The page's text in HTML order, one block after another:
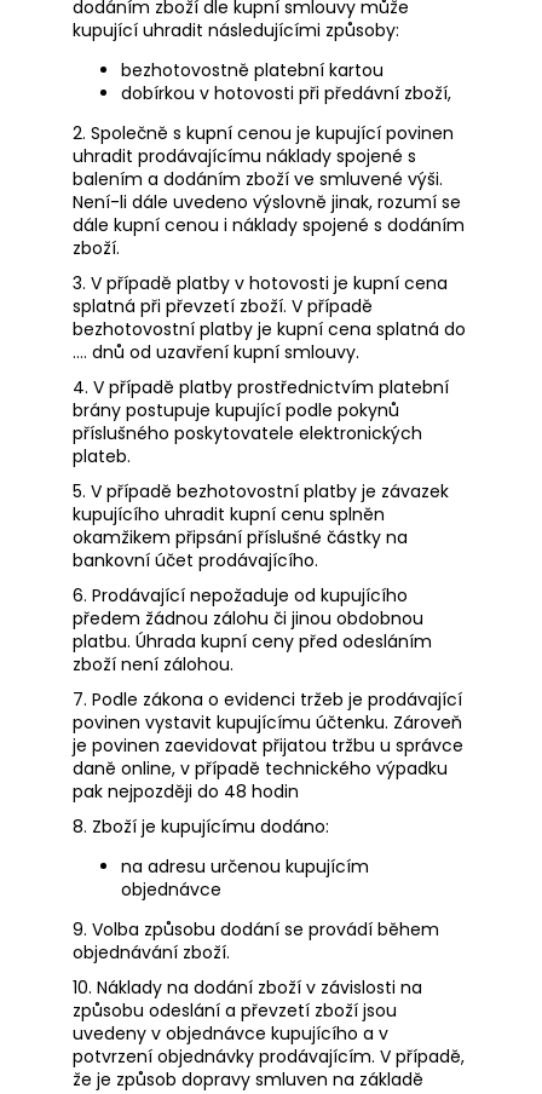
dodáním zboží dle kupní smlouvy může
kupující uhradit následujícími způsoby:
bezhotovostně platební kartou
dobírkou v hotovosti při předávní zboží,
2. Společně s kupní cenou je kupující povinen
uhradit prodávajícímu náklady spojené s
balením a dodáním zboží ve smluvené výši.
Není-li dále uvedeno výslovně jinak, rozumí se
dále kupní cenou i náklady spojené s dodáním
zboží.
3. V případě platby v hotovosti je kupní cena
splatná při převzetí zboží. V případě
bezhotovostní platby je kupní cena splatná do
…. dnů od uzavření kupní smlouvy.
4. V případě platby prostřednictvím platební
brány postupuje kupující podle pokynů
příslušného poskytovatele elektronických
plateb.
5. V případě bezhotovostní platby je závazek
kupujícího uhradit kupní cenu splněn
okamžikem připsání příslušné částky na
bankovní účet prodávajícího.
6. Prodávající nepožaduje od kupujícího
předem žádnou zálohu či jinou obdobnou
platbu. Úhrada kupní ceny před odesláním
zboží není zálohou.
7. Podle zákona o evidenci tržeb je prodávající
povinen vystavit kupujícímu účtenku. Zároveň
je povinen zaevidovat přijatou tržbu u správce
daně online, v případě technického výpadku
pak nejpozději do 48 hodin
8. Zboží je kupujícímu dodáno:
na adresu určenou kupujícím
objednávce
9. Volba způsobu dodání se provádí během
objednávání zboží.
10. Náklady na dodání zboží v závislosti na
způsobu odeslání a převzetí zboží jsou
uvedeny v objednávce kupujícího a v
potvrzení objednávky prodávajícím. V případě,
že je způsob dopravy smluven na základě